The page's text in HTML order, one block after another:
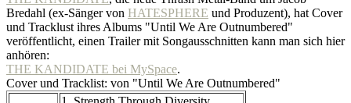
Bredahl (ex-Sänger von HATESPHERE und Produzent), hat Cover
und Tracklust ihres Albums "Until We Are Outnumbered"
veröffentlicht, einen Trailer mit Songausschnitten kann man sich hier
anhören:
THE KANDIDATE bei MySpace.
Cover und Tracklist: von "Until We Are Outnumbered"